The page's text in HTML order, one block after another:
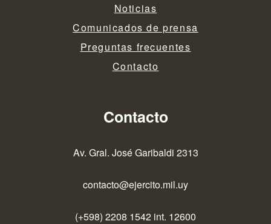
Noticias
Comunicados de prensa
Preguntas frecuentes
Contacto
Contacto
Av. Gral. José Garibaldi 2313
contacto@ejercito.mil.uy
(+598) 2208 1542 int. 12600